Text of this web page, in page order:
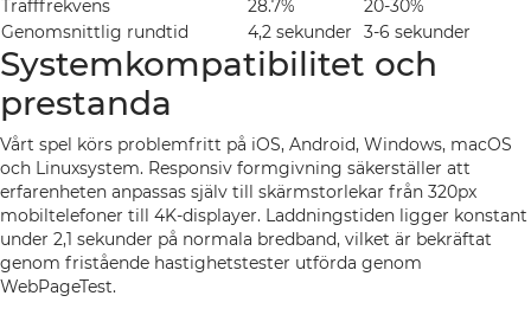
Träfffrekvens
28.7%
20-30%
Genomsnittlig rundtid
4,2 sekunder 3-6 sekunder
Systemkompatibilitet och
prestanda
Vårt spel körs problemfritt på iOS, Android, Windows, macOS
och Linuxsystem. Responsiv formgivning säkerställer att
erfarenheten anpassas själv till skärmstorlekar från 320px
mobiltelefoner till 4K-displayer. Laddningstiden ligger konstant
under 2,1 sekunder på normala bredband, vilket är bekräftat
genom fristående hastighetstester utförda genom
WebPageTest.